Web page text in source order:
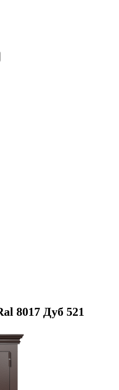
8017 Дуб 521